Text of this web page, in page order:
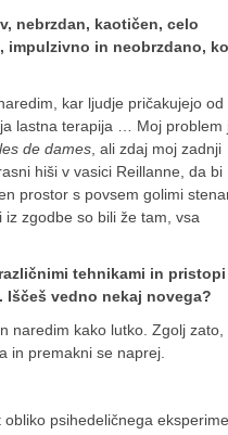
nebrzdan, kaotičen, celo
impulzivno in neobrzdano,
kar ljudje pričakujejo od
lastna terapija … Moj problem
de dames, ali zdaj moj zadnji
hiši v vasici Reillanne, da bi
prostor s povsem golimi
zgodbe so bili že tam, vsa
tehnikami in pristopi
vedno nekaj novega?
naredim kako lutko. Zgolj zato,
in premakni se naprej.
psihedeličnega